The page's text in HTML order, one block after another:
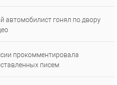
автомобилист гонял по двору
прокомментировала
писем